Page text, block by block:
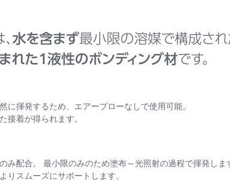
に揮発するため、エアーブローなしで使用可能。
接着が得られます。
み配合。 最小限のみのため塗布～光照射の過程で揮発しま
りスムーズにサポートします。